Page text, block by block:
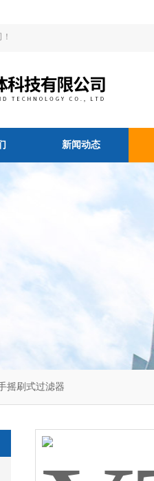
新闻动态
摇刷式过滤器